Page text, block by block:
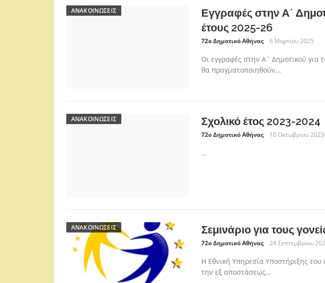
ΑΝΑΚΟΙΝΏΣΕΙΣ
Εγγραφές στην Α΄
έτους 2025-26
72ο Δημοτικό Αθήνας 6 Μαρτίου 2025
Οι εγγραφές στην Α΄ Δημοτικού για
θα πραγματοποιηθούν...
ΑΝΑΚΟΙΝΏΣΕΙΣ Σχολικό έτος 2023-2024
72ο Δημοτικό Αθήνας 10 Οκτωβρίου 2023
...
ΑΝΑΚΟΙΝΏΣΕΙΣ Σεμινάριο για τους
72ο Δημοτικό Αθήνας 24 Σεπτεμβρίου
Η Εθνική Υπηρεσία Υποστήριξης
την εξ αποστάσεως...